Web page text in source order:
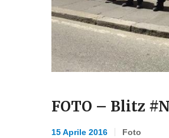
FOTO – Blitz
15 Aprile 2016 Foto